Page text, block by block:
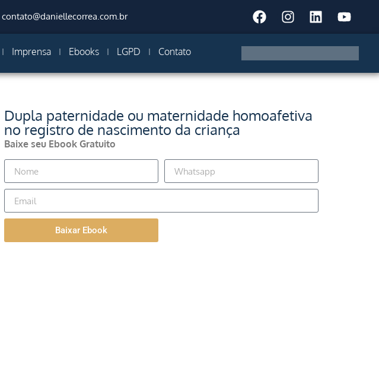
contato@daniellecorrea.com.br
Imprensa Ebooks LGPD Contato
Dupla paternidade ou maternidade homoafetiva
no registro de nascimento da criança
Baixe seu Ebook Gratuito
Baixar Ebook